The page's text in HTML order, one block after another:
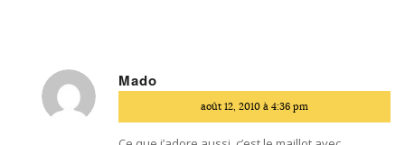
Mado
août 12, 2010 à 4:36 pm